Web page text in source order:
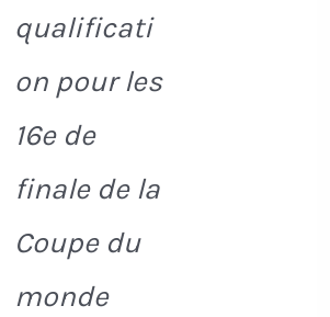
qualificati
on pour les
16e de
finale de la
Coupe du
monde